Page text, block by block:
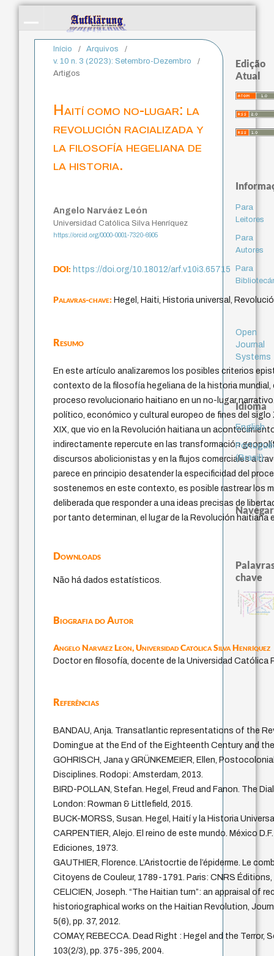
Início / Arquivos
/
v. 10 n. 3 (2023): Setembro-Dezembro
/
Artigos
Haití como no-lugar: la
revolución racializada y
la filosofía hegeliana de
la historia.
Angelo Narváez León
Universidad Católica Silva Henríquez
https://orcid.org/0000-0001-7320-6905
DOI:https://doi.org/10.18012/arf.v10i3.65715
Palavras-chave:Hegel, Haiti, Historia universal,
Resumo
En este artículo analizaremos los posibles criterios
contexto de la filosofía hegeliana de la historia mundial,
proceso revolucionario haitiano en un no-lugar
político, económico y cultural europeo de fines del siglo
XIX, que vio en la Revolución haitiana un
indirectamente repercute en las transformación
discursos abolicionistas y en la flujos comerciales a
parece en principio desatender la especificidad del
sostenemos en este contexto, es posible rastrear los
deliberada que responder a una ideas precisas de
por tanto determinan, el lugar de la Revolución haitiana
Downloads
Não há dados estatísticos.
Biografia do Autor
Angelo Narváez León,Universidad Católica Silva Henríquez
Doctor en filosofía, docente de la Universidad Católica
Referências
BANDAU, Anja. Transatlantic representations of the
Domingue at the End of the Eighteenth Century and
GOHRISCH, Jana y GRÜNKEMEIER, Ellen,
Disciplines. Rodopi: Amsterdam, 2013.
BIRD-POLLAN, Stefan. Hegel, Freud and Fanon. The
London: Rowman & Littlefield, 2015.
BUCK-MORSS, Susan. Hegel, Haití y la Historia
CARPENTIER, Alejo. El reino de este mundo. México
Ediciones, 1973.
GAUTHIER, Florence. L’Aristocrtie de l’épiderme. Le
Citoyens de Couleur, 1789-1791. Paris: CNRS Éditions,
CELICIEN, Joseph. “The Haitian turn”: an appraisal of
historiographical works on the Haitian Revolution,
5(6), pp. 37, 2012.
COMAY, REBECCA. Dead Right : Hegel and the Terror,
103(2/3), pp. 375-395, 2004.
Edição
Atual
Para
Leitores
Para
Autores
Para
Open
Journal
Systems
Idioma
English
(Brasil)
Navegar
chave
immanuel kant
japanese education thoughts
gosto
juízo
sensus communis
formação
education ideology
an encouragement of learning
fukuzawa yukichi redução
mulher
popper
modelos mentais
falseabilidade
carnap
totalização
nome
coletividade
conjecturas
ren
ética.
levinas
yi
li